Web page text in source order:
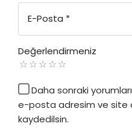
E-Posta *
Değerlendirmeniz
Daha sonraki
e-posta adresim ve site
kaydedilsin.